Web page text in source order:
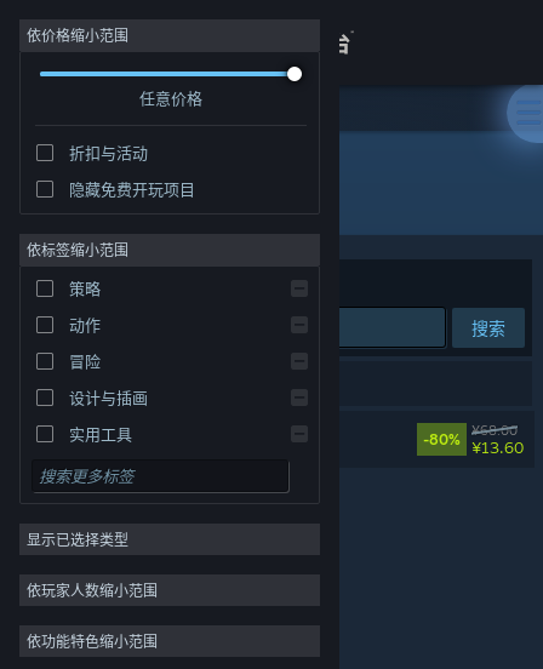
登录
关于
客服
依价格缩小范围
任意价格
折扣与活动
隐藏免费开玩项目
依标签缩小范围
策略
动作
冒险
设计与插画
实用工具
免费开玩
角色扮演
大型多人在线
独立
休闲
显示已选择类型
依玩家人数缩小范围
依功能特色缩小范围
开发者: The Molasses Flood
排序依据 相关性
搜索
1 个匹配的搜索结果。
-80%
¥68.00
¥13.60